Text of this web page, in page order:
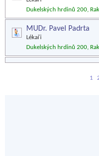
Dukelských hrdinů 200,
MUDr. Pavel Padrta
Lékaři
Dukelských hrdinů 200,
1